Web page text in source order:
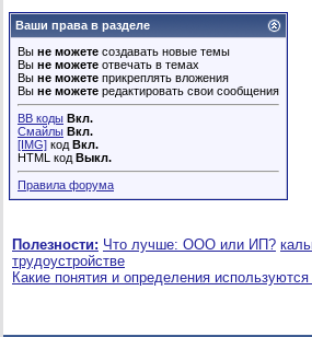
Ваши права в разделе
Вы не можете создавать новые темы
Вы не можете отвечать в темах
Вы не можете прикреплять вложения
Вы не можете редактировать свои сообщения
BB коды Вкл.
Смайлы Вкл.
[IMG] код Вкл.
HTML код Выкл.
Правила форума
Полезности: Что лучше: ООО или ИП?
трудоустройстве
Какие понятия и определения